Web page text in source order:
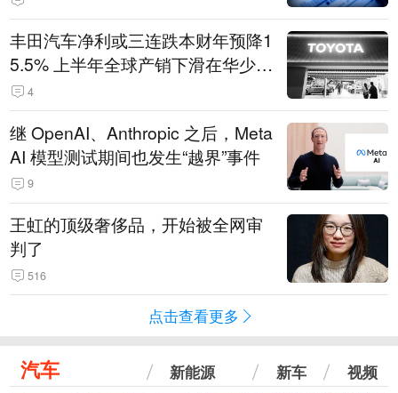
丰田汽车净利或三连跌本财年预降1
5.5% 上半年全球产销下滑在华少卖
14.3万辆
4
继 OpenAI、Anthropic 之后，Meta
AI 模型测试期间也发生“越界”事件
9
王虹的顶级奢侈品，开始被全网审
判了
516
点击查看更多
汽车 新能源 新车 视频